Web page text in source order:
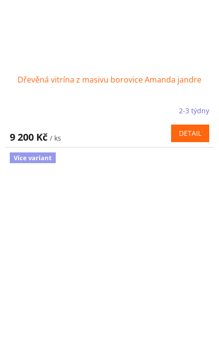
Dřevěná vitrína z masivu borovice Amanda jandre
2-3 týdny
9 200 Kč / ks
DETAIL
Více variant